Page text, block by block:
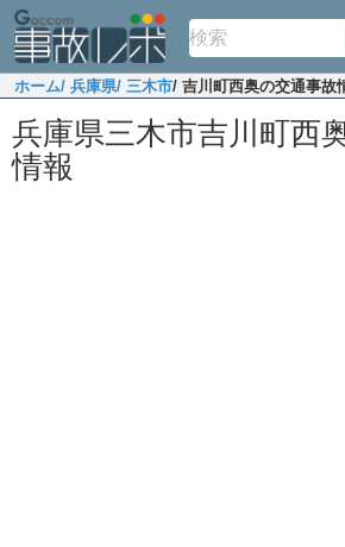
ホーム/ 兵庫県/ 三木市/ 吉川町西奥の交通事故
兵庫県三木市吉川町西
情報